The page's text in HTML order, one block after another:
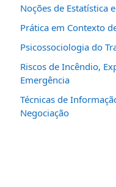
Noções de Estatística
Prática em Contexto
Psicossociologia do
Riscos de Incêndio,
Emergência
Técnicas de
Negociação